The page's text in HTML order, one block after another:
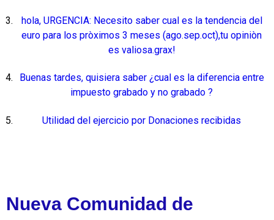
hola, URGENCIA: Necesito saber cual es la tendencia del
euro para los pròximos 3 meses (ago.sep.oct),tu opiniòn
es valiosa.grax!
Buenas tardes, quisiera saber ¿cual es la diferencia entre
impuesto grabado y no grabado ?
Utilidad del ejercicio por Donaciones recibidas
Nueva Comunidad de